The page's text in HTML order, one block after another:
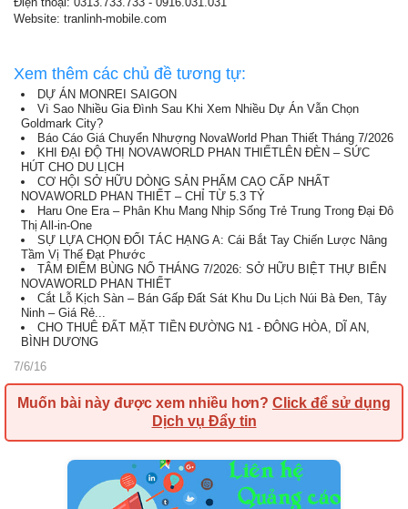
Website: tranlinh-mobile.com
Xem thêm các chủ đề tương tự:
DỰ ÁN MONREI SAIGON
Vì Sao Nhiều Gia Đình Sau Khi Xem Nhiều Dự Án Vẫn Chọn
Goldmark City?
Báo Cáo Giá Chuyển Nhượng NovaWorld Phan Thiết Tháng 7/2026
KHI ĐẠI ĐỘ THỊ NOVAWORLD PHAN THIẾTLÊN ĐÈN – SỨC
HÚT CHO DU LỊCH
CƠ HỘI SỞ HỮU DÒNG SẢN PHẨM CAO CẤP NHẤT
NOVAWORLD PHAN THIẾT – CHỈ TỪ 5.3 TỶ
Haru One Era – Phân Khu Mang Nhịp Sống Trẻ Trung Trong Đại Đô
Thị All-in-One
SỰ LỰA CHỌN ĐỐI TÁC HẠNG A: Cái Bắt Tay Chiến Lược Nâng
Tầm Vị Thế Đạt Phước
TÂM ĐIỂM BÙNG NỔ THÁNG 7/2026: SỞ HỮU BIỆT THỰ BIỂN
NOVAWORLD PHAN THIẾT
Cắt Lỗ Kịch Sàn – Bán Gấp Đất Sát Khu Du Lịch Núi Bà Đen, Tây
Ninh – Giá Rẻ...
CHO THUÊ ĐẤT MẶT TIỀN ĐƯỜNG N1 - ĐÔNG HÒA, DĨ AN,
BÌNH DƯƠNG
7/6/16
Muốn bài này được xem nhiều hơn? Click để sử dụng
Dịch vụ Đẩy tin